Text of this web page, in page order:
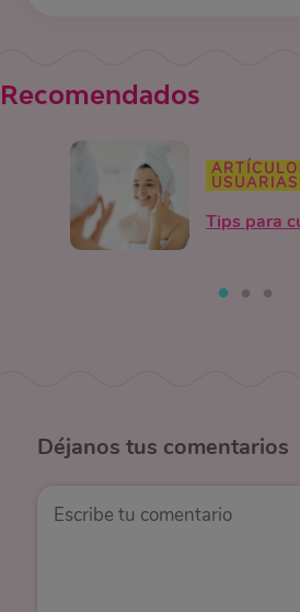
Recomendados
USUARIAS
Tips para
Déjanos tus comentarios